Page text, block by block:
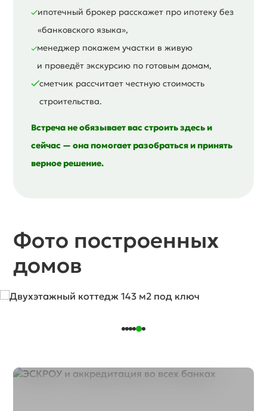
ипотечный брокер расскажет про ипотеку без
«банковского языка»,
менеджер покажем участки в живую
и проведёт экскурсию по готовым домам,
сметчик рассчитает честную стоимость
строительства.
Встреча не обязывает вас строить здесь и
сейчас — она помогает разобраться и принять
верное решение.
Фото построенных
домов